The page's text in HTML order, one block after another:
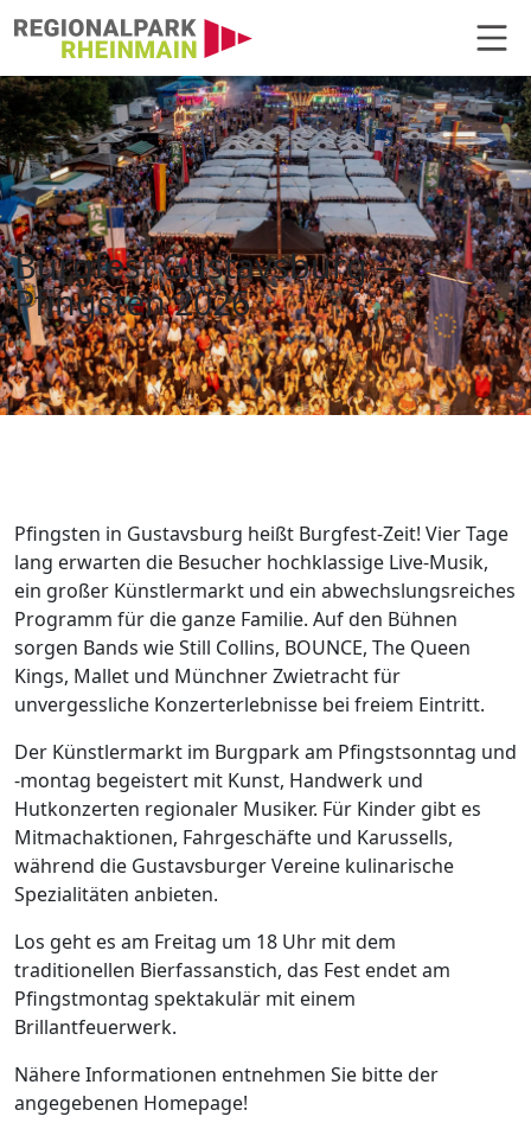
Burgfest Gustavsburg –
Hauptnavigation
Burgfest Gustavsburg –
Pfingsten 2026
Pfingsten in Gustavsburg heißt Burgfest-Zeit! Vier Tage
lang erwarten die Besucher hochklassige Live-Musik,
ein großer Künstlermarkt und ein abwechslungsreiches
Programm für die ganze Familie. Auf den Bühnen
sorgen Bands wie Still Collins, BOUNCE, The Queen
Kings, Mallet und Münchner Zwietracht für
unvergessliche Konzerterlebnisse bei freiem Eintritt.
Der Künstlermarkt im Burgpark am Pfingstsonntag und
-montag begeistert mit Kunst, Handwerk und
Hutkonzerten regionaler Musiker. Für Kinder gibt es
Mitmachaktionen, Fahrgeschäfte und Karussells,
während die Gustavsburger Vereine kulinarische
Spezialitäten anbieten.
Los geht es am Freitag um 18 Uhr mit dem
traditionellen Bierfassanstich, das Fest endet am
Pfingstmontag spektakulär mit einem
Brillantfeuerwerk.
Nähere Informationen entnehmen Sie bitte der
angegebenen Homepage!